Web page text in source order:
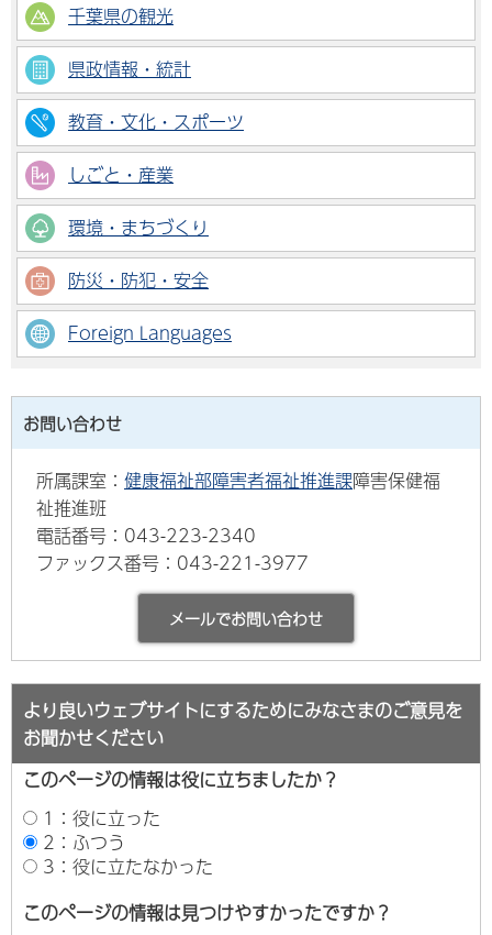
千葉県の観光
県政情報・統計
教育・文化・スポーツ
しごと・産業
環境・まちづくり
防災・防犯・安全
Foreign Languages
お問い合わせ
所属課室： 健康福祉部障害者福祉推進課障害保健福
祉推進班
電話番号：043-223-2340
ファックス番号：043-221-3977
より良いウェブサイトにするためにみなさまのご意見を
お聞かせください
このページの情報は役に立ちましたか？
1：役に立った
2：ふつう
3：役に立たなかった
このページの情報は見つけやすかったですか？